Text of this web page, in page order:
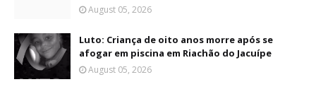
August 05, 2026
Luto: Criança de oito anos morre após se
afogar em piscina em Riachão do Jacuípe
August 05, 2026